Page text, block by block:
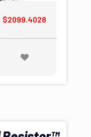
$2099.4028